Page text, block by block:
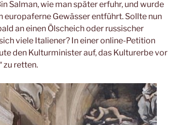
Salman, wie man später erfuhr, und wurde
europaferne Gewässer entführt. Sollte nun
an einen Ölscheich oder russischer
viele Italiener? In einer online-Petition
den Kulturminister auf, das Kulturerbe vor
zu retten.